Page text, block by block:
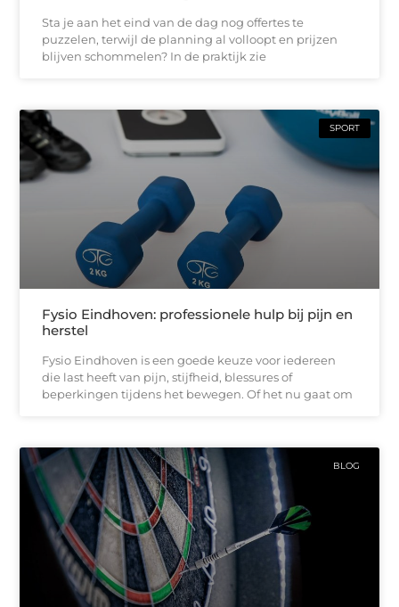
Sta je aan het eind van de dag nog offertes te
puzzelen, terwijl de planning al volloopt en prijzen
blijven schommelen? In de praktijk zie
SPORT
Fysio Eindhoven: professionele hulp bij pijn en
herstel
Fysio Eindhoven is een goede keuze voor iedereen
die last heeft van pijn, stijfheid, blessures of
beperkingen tijdens het bewegen. Of het nu gaat om
BLOG